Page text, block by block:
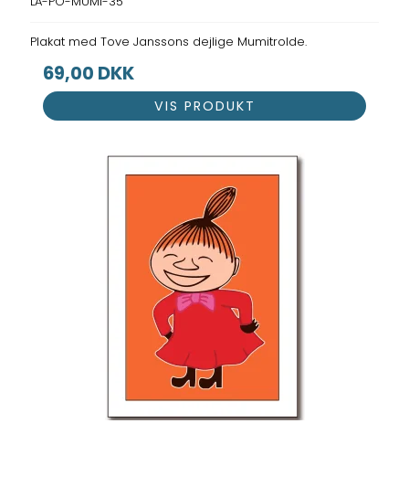
Plakat med Tove Janssons dejlige Mumitrolde.
69,00 DKK
VIS PRODUKT